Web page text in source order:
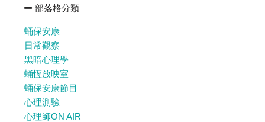
部落格分類
蛹保安康
日常觀察
黑暗心理學
蛹恆放映室
蛹保安康節目
心理測驗
心理師ON AIR